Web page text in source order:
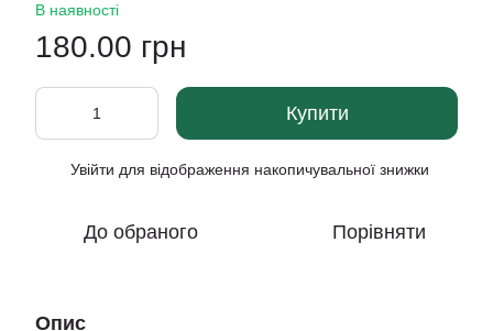
В наявності
180.00 грн
Купити
Увійти для відображення накопичувальної знижки
До обраного Порівняти
Опис